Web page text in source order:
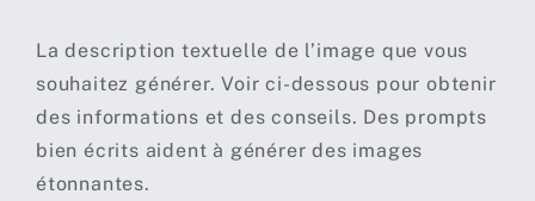
La description textuelle de l’image que vous
souhaitez générer. Voir ci-dessous pour obtenir
des informations et des conseils. Des prompts
bien écrits aident à générer des images
étonnantes.